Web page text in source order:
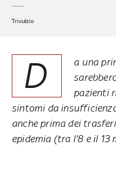
Trivulzio
D
a una
pazienti
sintomi da
anche prima dei
epidemia (tra l'8 e il 13